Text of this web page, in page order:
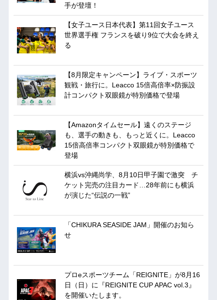
手が登壇！
【女子ユース日本代表】第11回女子ユース
世界選手権 フランスを破り9位で大会を終え
る
【8月限定キャンペーン】ライブ・スポーツ
観戦・旅行に。Leacco 15倍高倍率×防振設
計コンパクト双眼鏡が特別価格で登場
【Amazonタイムセール】遠くのステージ
も、選手の動きも、もっと近くに。Leacco
15倍高倍率コンパクト双眼鏡が特別価格で
登場
横浜vs沖縄尚学、8月10日甲子園で激突 チ
ケット完売の注目カード…28年前にも横浜
が演じた“伝説の一戦”
「CHIKURA SEASIDE JAM」開催のお知ら
せ
プロeスポーツチーム「REIGNITE」が8月16
日（日）に『REIGNITE CUP APAC vol.3』
を開催いたします。